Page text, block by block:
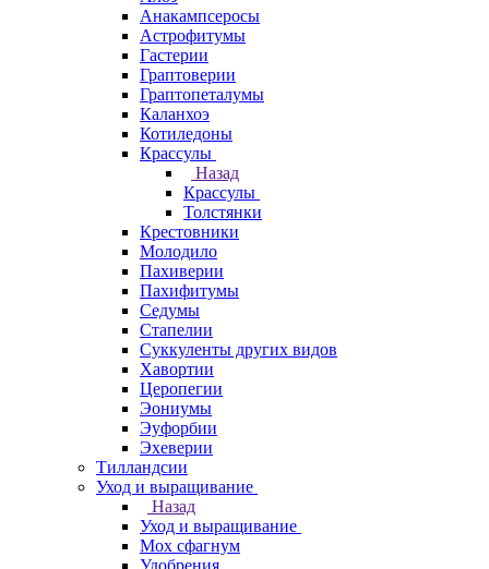
Анакампсеросы
Астрофитумы
Гастерии
Граптоверии
Граптопеталумы
Каланхоэ
Котиледоны
Крассулы
Назад
Крассулы
Толстянки
Крестовники
Молодило
Пахиверии
Пахифитумы
Седумы
Стапелии
Суккуленты других видов
Хавортии
Церопегии
Эониумы
Эуфорбии
Эхеверии
Тилландсии
Уход и выращивание
Назад
Уход и выращивание
Мох сфагнум
Удобрения